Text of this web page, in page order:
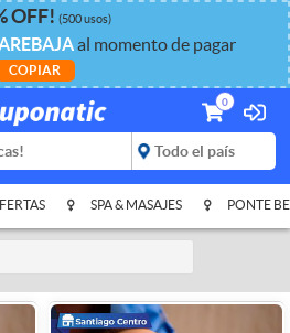
OFF! (500 usos)
al momento de pagar
COPIAR
0
SPA & MASAJES PONTE